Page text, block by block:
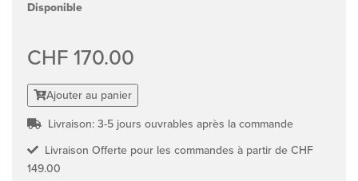
Disponible
CHF 170.00
Ajouter au panier
Livraison: 3-5 jours ouvrables après la commande
Livraison Offerte pour les commandes à partir de CHF
149.00